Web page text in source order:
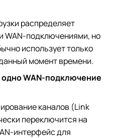
распределяет
WAN-подключениями, но
использует только
момент времени.
WAN-подключение
каналов (Link
переключится на
интерфейс для